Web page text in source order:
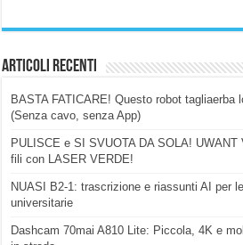
Articoli Recenti
BASTA FATICARE! Questo robot tagliaerba
(Senza cavo, senza App)
PULISCE e SI SVUOTA DA SOLA!
fili con LASER VERDE!
NUASI B2-1: trascrizione e riassunti AI per
universitarie
Dashcam 70mai A810 Lite: Piccola, 4K e